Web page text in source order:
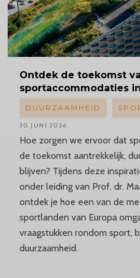
Ontdek de toekomst
sportaccommodaties
Hoe zorgen we ervoor dat
de toekomst aantrekkelijk,
blijven? Tijdens deze
onder leiding van Prof. dr.
ontdek je hoe een van de
sportlanden van Europa
vraagstukken rondom sport,
duurzaamheid.
DUURZAAMHEID
30 JUNI 2026